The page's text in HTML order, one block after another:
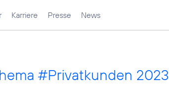
Karriere Presse News
#Privatkunden 2023